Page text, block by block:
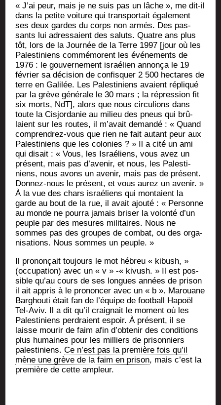
« J’ai peur, mais je ne suis pas un lâche », me dit-il
dans la petite voi­ture qui trans­por­tait éga­le­ment
ses deux gardes du corps non armés. Des pas­
sants lui adres­saient des saluts. Quatre ans plus
tôt, lors de la Jour­née de la Terre 1997 [jour où les
Pales­ti­niens com­mé­morent les évé­ne­ments de
1976 : le gou­ver­ne­ment israé­lien annon­ça le 19
février sa déci­sion de confis­quer 2 500 hec­tares de
terre en Gali­lée. Les Pales­ti­niens avaient répli­qué
par la grève géné­rale le 30 mars ; la répres­sion fit
six morts, NdT], alors que nous cir­cu­lions dans
toute la Cis­jor­da­nie au milieu des pneus qui brû­
laient sur les routes, il m’a­vait deman­dé : « Quand
com­pren­drez-vous que rien ne fait autant peur aux
Pales­ti­niens que les colo­nies ? » Il a cité un ami
qui disait : « Vous, les Israé­liens, vous avez un
pré­sent, mais pas d’a­ve­nir, et nous, les Pales­ti­
niens, nous avons un ave­nir, mais pas de pré­sent.
Don­nez-nous le pré­sent, et vous aurez un ave­nir. »
À la vue des chars israé­liens qui mon­taient la
garde au bout de la rue, il avait ajou­té : « Per­sonne
au monde ne pour­ra jamais bri­ser la volon­té d’un
peuple par des mesures mili­taires. Nous ne
sommes pas des groupes de com­bat, ou des orga­
ni­sa­tions. Nous sommes un peuple. »
Il pro­non­çait tou­jours le mot hébreu « kibush, »
(occu­pa­tion) avec un « v » -« kivush. » Il est pos­
sible qu’au cours de ses longues années de pri­son
il ait appris à le pro­non­cer avec un « b ». Marouane
Bar­ghou­ti était fan de l’é­quipe de foot­ball Hapoël
Tel-Aviv. Il a dit qu’il crai­gnait le moment où les
Pales­ti­niens per­draient espoir. À pré­sent, il se
laisse mou­rir de faim afin d’ob­te­nir des condi­tions
plus humaines pour les mil­liers de pri­son­niers
pales­ti­niens.Ce n’est pas la pre­mière fois qu’il
mène une grève de la faim en pri­son, mais c’est la
pre­mière de cette ampleur.